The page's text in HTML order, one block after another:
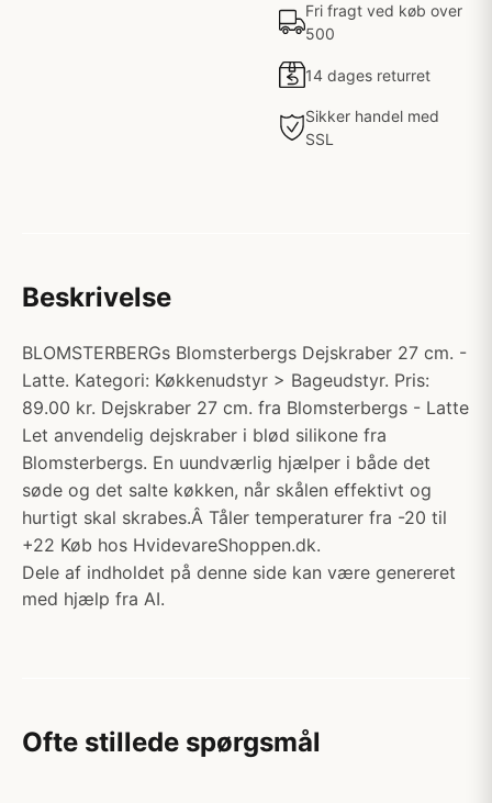
Fri fragt ved køb over
500
14 dages returret
Sikker handel med
SSL
Beskrivelse
BLOMSTERBERGs Blomsterbergs Dejskraber 27 cm. -
Latte. Kategori: Køkkenudstyr > Bageudstyr. Pris:
89.00 kr. Dejskraber 27 cm. fra Blomsterbergs - Latte
Let anvendelig dejskraber i blød silikone fra
Blomsterbergs. En uundværlig hjælper i både det
søde og det salte køkken, når skålen effektivt og
hurtigt skal skrabes.Â Tåler temperaturer fra -20 til
+22 Køb hos HvidevareShoppen.dk.
Dele af indholdet på denne side kan være genereret
med hjælp fra AI.
Ofte stillede spørgsmål